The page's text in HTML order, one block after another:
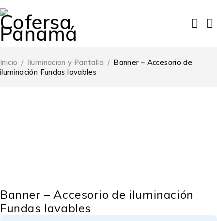
Inicio / Iluminacion y Pantalla / Banner – Accesorio de
iluminación Fundas lavables
Banner – Accesorio de iluminación
Fundas lavables